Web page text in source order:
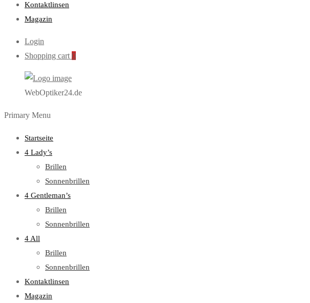
Kontaktlinsen
Magazin
Login
Shopping cart 0
WebOptiker24.de
Primary Menu
Startseite
4 Lady’s
Brillen
Sonnenbrillen
4 Gentleman’s
Brillen
Sonnenbrillen
4 All
Brillen
Sonnenbrillen
Kontaktlinsen
Magazin